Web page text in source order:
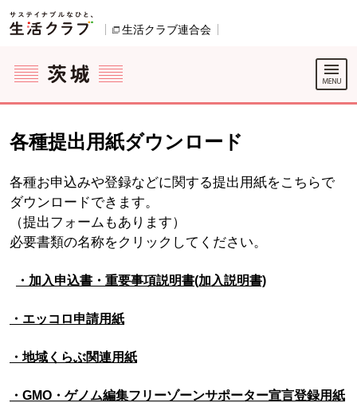
ページの先頭です。
生活クラブ連合会
ここからサイト内共通メニューです。
サイト内共通メニューをスキップする
サイト内共通メニューここまで。
各種提出用紙ダウンロード
各種お申込みや登録などに関する提出用紙をこちらで
ダウンロードできます。
（提出フォームもあります）
必要書類の名称をクリックしてください。
・加入申込書・重要事項説明書(加入説明書)
・エッコロ申請用紙
・地域くらぶ関連用紙
・GMO・ゲノム編集フリーゾーンサポーター宣言登録用紙